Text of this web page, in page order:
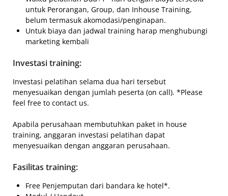
untuk Perorangan, Group, dan Inhouse Training,
belum termasuk akomodasi/penginapan.
Untuk biaya dan jadwal training harap menghubungi
marketing kembali
Investasi training:
Investasi pelatihan selama dua hari tersebut
menyesuaikan dengan jumlah peserta (on call). *Please
feel free to contact us.
Apabila perusahaan membutuhkan paket in house
training, anggaran investasi pelatihan dapat
menyesuaikan dengan anggaran perusahaan.
Fasilitas training:
Free Penjemputan dari bandara ke hotel*.